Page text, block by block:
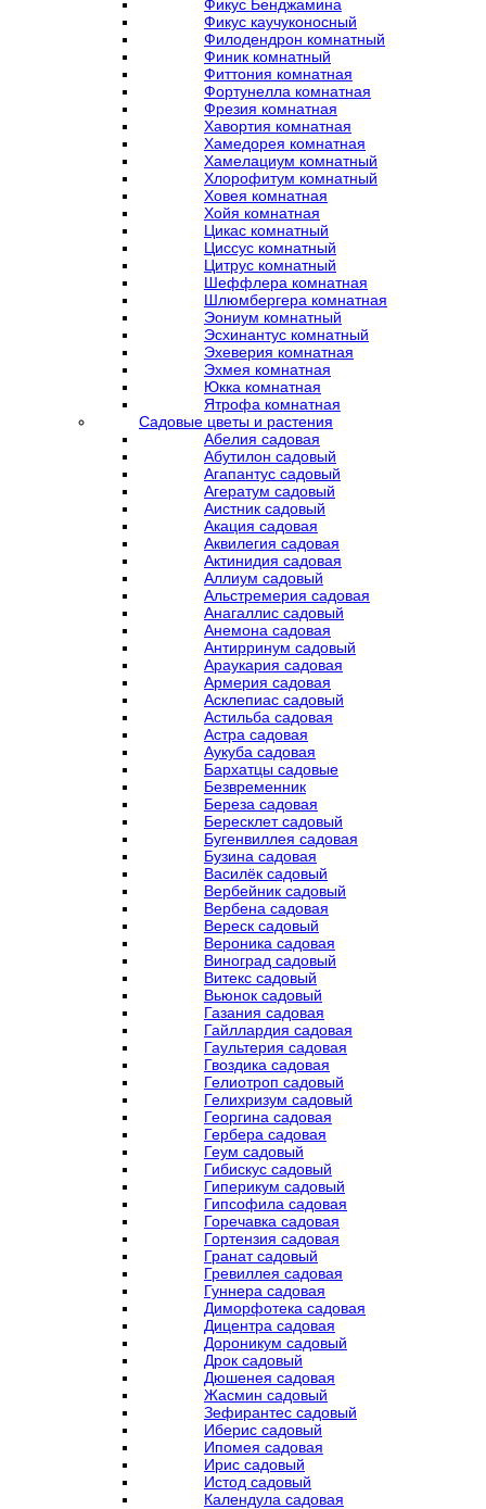
Фикус Бенджамина
Фикус каучуконосный
Филодендрон комнатный
Финик комнатный
Фиттония комнатная
Фортунелла комнатная
Фрезия комнатная
Хавортия комнатная
Хамедорея комнатная
Хамелациум комнатный
Хлорофитум комнатный
Ховея комнатная
Хойя комнатная
Цикас комнатный
Циссус комнатный
Цитрус комнатный
Шеффлера комнатная
Шлюмбергера комнатная
Эониум комнатный
Эсхинантус комнатный
Эхеверия комнатная
Эхмея комнатная
Юкка комнатная
Ятрофа комнатная
Садовые цветы и растения
Абелия садовая
Абутилон садовый
Агапантус садовый
Агератум садовый
Аистник садовый
Акация садовая
Аквилегия садовая
Актинидия садовая
Аллиум садовый
Альстремерия садовая
Анагаллис садовый
Анемона садовая
Антирринум садовый
Араукария садовая
Армерия садовая
Асклепиас садовый
Астильба садовая
Астра садовая
Аукуба садовая
Бархатцы садовые
Безвременник
Береза садовая
Бересклет садовый
Бугенвиллея садовая
Бузина садовая
Василёк садовый
Вербейник садовый
Вербена садовая
Вереск садовый
Вероника садовая
Виноград садовый
Витекс садовый
Вьюнок садовый
Газания садовая
Гайллардия садовая
Гаультерия садовая
Гвоздика садовая
Гелиотроп садовый
Гелихризум садовый
Георгина садовая
Гербера садовая
Геум садовый
Гибискус садовый
Гиперикум садовый
Гипсофила садовая
Горечавка садовая
Гортензия садовая
Гранат садовый
Гревиллея садовая
Гуннера садовая
Диморфотека садовая
Дицентра садовая
Дороникум садовый
Дрок садовый
Дюшенея садовая
Жасмин садовый
Зефирантес садовый
Иберис садовый
Ипомея садовая
Ирис садовый
Истод садовый
Календула садовая